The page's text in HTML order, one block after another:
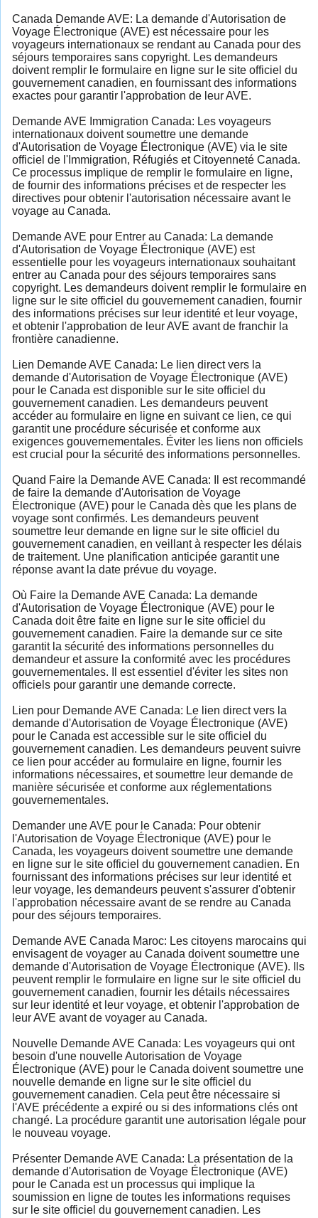
Canada Demande AVE: La demande d'Autorisation de
Voyage Électronique (AVE) est nécessaire pour les
voyageurs internationaux se rendant au Canada pour des
séjours temporaires sans copyright. Les demandeurs
doivent remplir le formulaire en ligne sur le site officiel du
gouvernement canadien, en fournissant des informations
exactes pour garantir l'approbation de leur AVE.
Demande AVE Immigration Canada: Les voyageurs
internationaux doivent soumettre une demande
d'Autorisation de Voyage Électronique (AVE) via le site
officiel de l'Immigration, Réfugiés et Citoyenneté Canada.
Ce processus implique de remplir le formulaire en ligne,
de fournir des informations précises et de respecter les
directives pour obtenir l'autorisation nécessaire avant le
voyage au Canada.
Demande AVE pour Entrer au Canada: La demande
d'Autorisation de Voyage Électronique (AVE) est
essentielle pour les voyageurs internationaux souhaitant
entrer au Canada pour des séjours temporaires sans
copyright. Les demandeurs doivent remplir le formulaire en
ligne sur le site officiel du gouvernement canadien, fournir
des informations précises sur leur identité et leur voyage,
et obtenir l'approbation de leur AVE avant de franchir la
frontière canadienne.
Lien Demande AVE Canada: Le lien direct vers la
demande d'Autorisation de Voyage Électronique (AVE)
pour le Canada est disponible sur le site officiel du
gouvernement canadien. Les demandeurs peuvent
accéder au formulaire en ligne en suivant ce lien, ce qui
garantit une procédure sécurisée et conforme aux
exigences gouvernementales. Éviter les liens non officiels
est crucial pour la sécurité des informations personnelles.
Quand Faire la Demande AVE Canada: Il est recommandé
de faire la demande d'Autorisation de Voyage
Électronique (AVE) pour le Canada dès que les plans de
voyage sont confirmés. Les demandeurs peuvent
soumettre leur demande en ligne sur le site officiel du
gouvernement canadien, en veillant à respecter les délais
de traitement. Une planification anticipée garantit une
réponse avant la date prévue du voyage.
Où Faire la Demande AVE Canada: La demande
d'Autorisation de Voyage Électronique (AVE) pour le
Canada doit être faite en ligne sur le site officiel du
gouvernement canadien. Faire la demande sur ce site
garantit la sécurité des informations personnelles du
demandeur et assure la conformité avec les procédures
gouvernementales. Il est essentiel d'éviter les sites non
officiels pour garantir une demande correcte.
Lien pour Demande AVE Canada: Le lien direct vers la
demande d'Autorisation de Voyage Électronique (AVE)
pour le Canada est accessible sur le site officiel du
gouvernement canadien. Les demandeurs peuvent suivre
ce lien pour accéder au formulaire en ligne, fournir les
informations nécessaires, et soumettre leur demande de
manière sécurisée et conforme aux réglementations
gouvernementales.
Demander une AVE pour le Canada: Pour obtenir
l'Autorisation de Voyage Électronique (AVE) pour le
Canada, les voyageurs doivent soumettre une demande
en ligne sur le site officiel du gouvernement canadien. En
fournissant des informations précises sur leur identité et
leur voyage, les demandeurs peuvent s'assurer d'obtenir
l'approbation nécessaire avant de se rendre au Canada
pour des séjours temporaires.
Demande AVE Canada Maroc: Les citoyens marocains qui
envisagent de voyager au Canada doivent soumettre une
demande d'Autorisation de Voyage Électronique (AVE). Ils
peuvent remplir le formulaire en ligne sur le site officiel du
gouvernement canadien, fournir les détails nécessaires
sur leur identité et leur voyage, et obtenir l'approbation de
leur AVE avant de voyager au Canada.
Nouvelle Demande AVE Canada: Les voyageurs qui ont
besoin d'une nouvelle Autorisation de Voyage
Électronique (AVE) pour le Canada doivent soumettre une
nouvelle demande en ligne sur le site officiel du
gouvernement canadien. Cela peut être nécessaire si
l'AVE précédente a expiré ou si des informations clés ont
changé. La procédure garantit une autorisation légale pour
le nouveau voyage.
Présenter Demande AVE Canada: La présentation de la
demande d'Autorisation de Voyage Électronique (AVE)
pour le Canada est un processus qui implique la
soumission en ligne de toutes les informations requises
sur le site officiel du gouvernement canadien. Les